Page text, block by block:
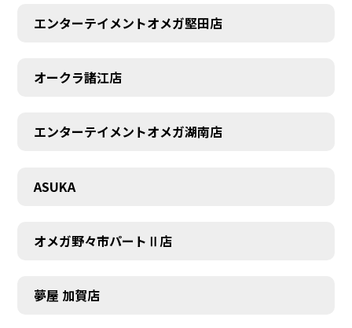
CONTACT
エンターテイメントオメガ堅田店
オークラ諸江店
エンターテイメントオメガ湖南店
ASUKA
オメガ野々市パートⅡ店
夢屋 加賀店